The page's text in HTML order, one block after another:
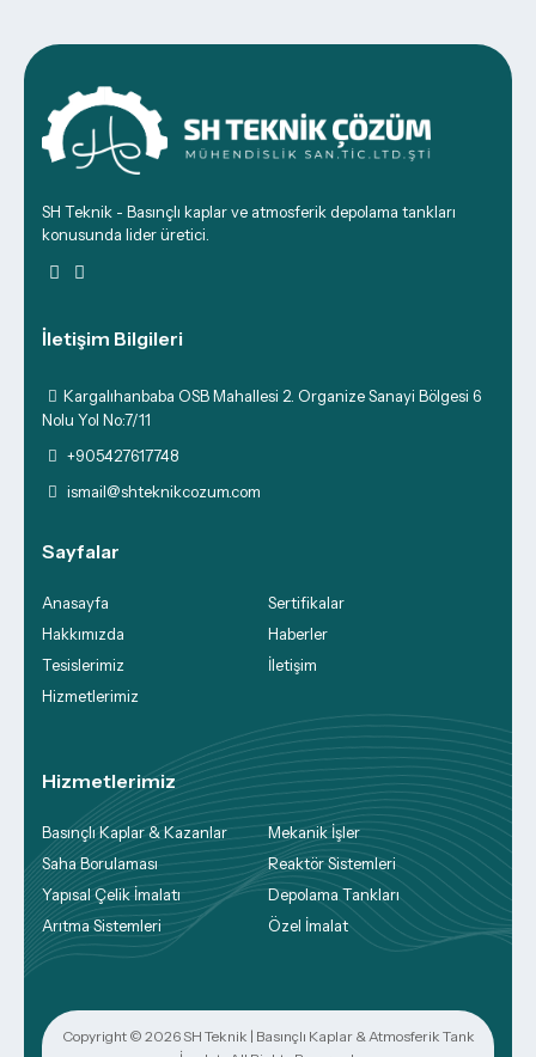
SH Teknik - Basınçlı kaplar ve atmosferik depolama tankları
konusunda lider üretici.
İletişim Bilgileri
Kargalıhanbaba OSB Mahallesi 2. Organize Sanayi Bölgesi 6
Nolu Yol No:7/11
+905427617748
ismail@shteknikcozum.com
Sayfalar
Anasayfa
Hakkımızda
Tesislerimiz
Hizmetlerimiz
Sertifikalar
Haberler
İletişim
Hizmetlerimiz
Basınçlı Kaplar & Kazanlar
Saha Borulaması
Yapısal Çelik İmalatı
Arıtma Sistemleri
Mekanik İşler
Reaktör Sistemleri
Depolama Tankları
Özel İmalat
Copyright © 2026 SH Teknik | Basınçlı Kaplar & Atmosferik Tank